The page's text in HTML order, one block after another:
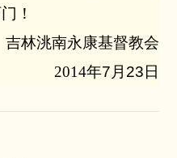
！
吉林洮南永康基督教会
2014年7月 23 日